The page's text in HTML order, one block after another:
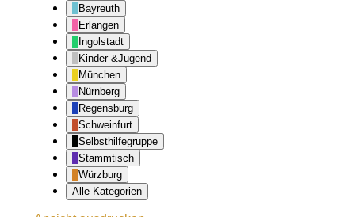
Bayreuth
Erlangen
Ingolstadt
Kinder-&Jugend
München
Nürnberg
Regensburg
Schweinfurt
Selbsthilfegruppe
Stammtisch
Würzburg
Alle Kategorien